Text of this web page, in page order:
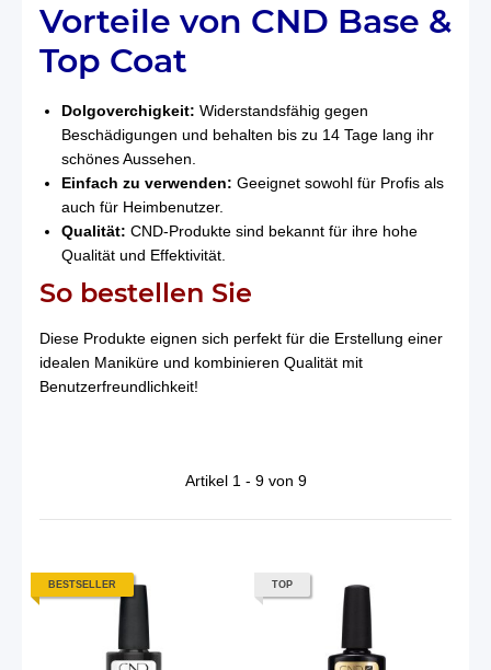
Vorteile von CND Base &
Top Coat
Dolgoverchigkeit: Widerstandsfähig gegen
Beschädigungen und behalten bis zu 14 Tage lang ihr
schönes Aussehen.
Einfach zu verwenden: Geeignet sowohl für Profis als
auch für Heimbenutzer.
Qualität: CND-Produkte sind bekannt für ihre hohe
Qualität und Effektivität.
So bestellen Sie
Diese Produkte eignen sich perfekt für die Erstellung einer
idealen Maniküre und kombinieren Qualität mit
Benutzerfreundlichkeit!
Artikel 1 - 9 von 9
BESTSELLER TOP